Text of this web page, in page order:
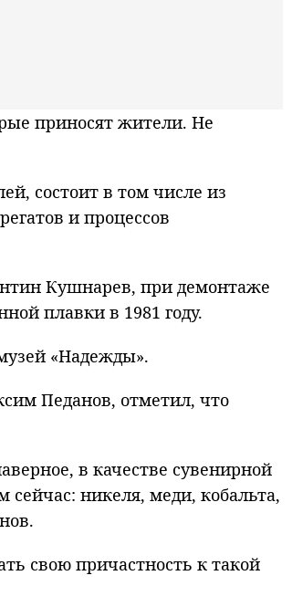
приносят жители. Не
состоит в том числе из
и процессов
Кушнарев, при демонтаже
плавки в 1981 году.
«Надежды».
Педанов, отметил, что
в качестве сувенирной
сейчас: никеля, меди, кобальта,
свою причастность к такой